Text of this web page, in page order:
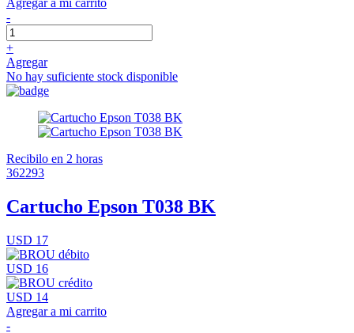
Agregar a mi carrito
-
+
Agregar
No hay suficiente stock disponible
Recibilo en 2 horas
362293
Cartucho Epson T038 BK
USD 17
USD 16
USD 14
Agregar a mi carrito
-